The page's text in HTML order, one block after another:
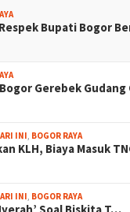
Bupati Bogor
Gerebek
INI BOGOR RAYA
KLH, Biaya Masuk
INI BOGOR RAYA